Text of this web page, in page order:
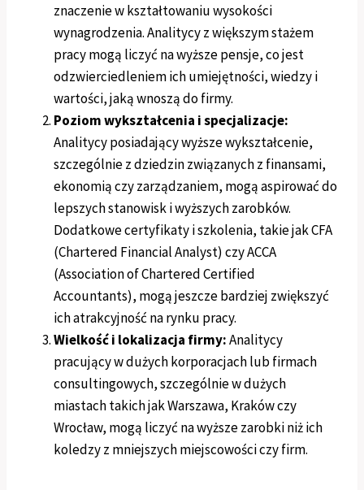
znaczenie w kształtowaniu wysokości
wynagrodzenia. Analitycy z większym stażem
pracy mogą liczyć na wyższe pensje, co jest
odzwierciedleniem ich umiejętności, wiedzy i
wartości, jaką wnoszą do firmy.
Poziom wykształcenia i specjalizacje:
Analitycy posiadający wyższe wykształcenie,
szczególnie z dziedzin związanych z finansami,
ekonomią czy zarządzaniem, mogą aspirować do
lepszych stanowisk i wyższych zarobków.
Dodatkowe certyfikaty i szkolenia, takie jak CFA
(Chartered Financial Analyst) czy ACCA
(Association of Chartered Certified
Accountants), mogą jeszcze bardziej zwiększyć
ich atrakcyjność na rynku pracy.
Wielkość i lokalizacja firmy:Analitycy
pracujący w dużych korporacjach lub firmach
consultingowych, szczególnie w dużych
miastach takich jak Warszawa, Kraków czy
Wrocław, mogą liczyć na wyższe zarobki niż ich
koledzy z mniejszych miejscowości czy firm.